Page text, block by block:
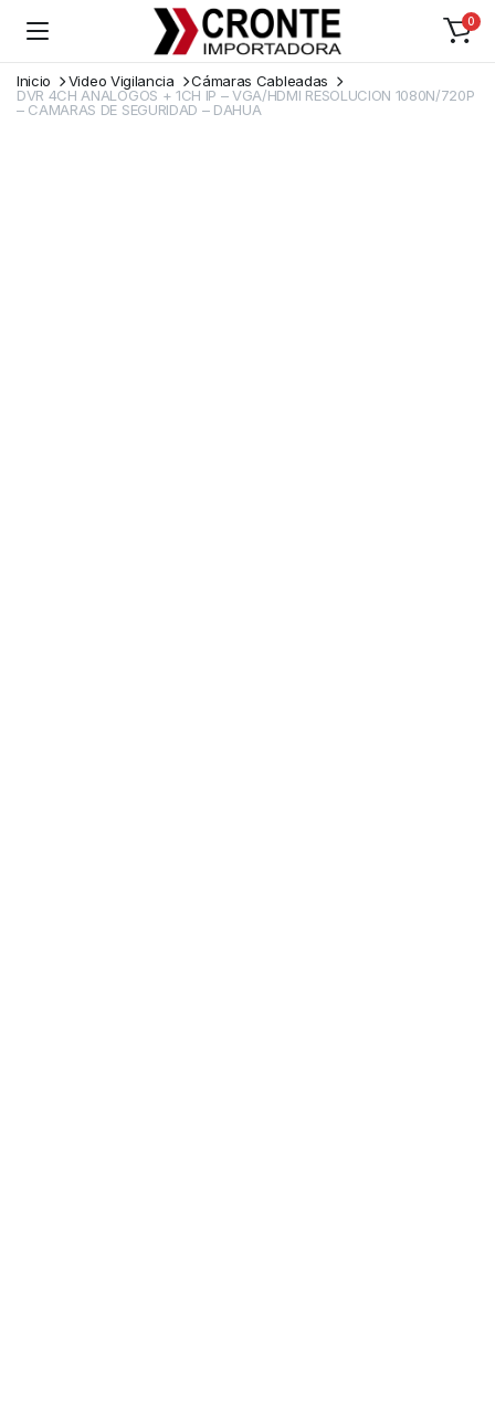
0
Inicio Video Vigilancia
Cámaras Cableadas
DVR 4CH ANALOGOS + 1CH IP – VGA/HDMI RESOLUCION 1080N/720P
– CAMARAS DE SEGURIDAD – DAHUA